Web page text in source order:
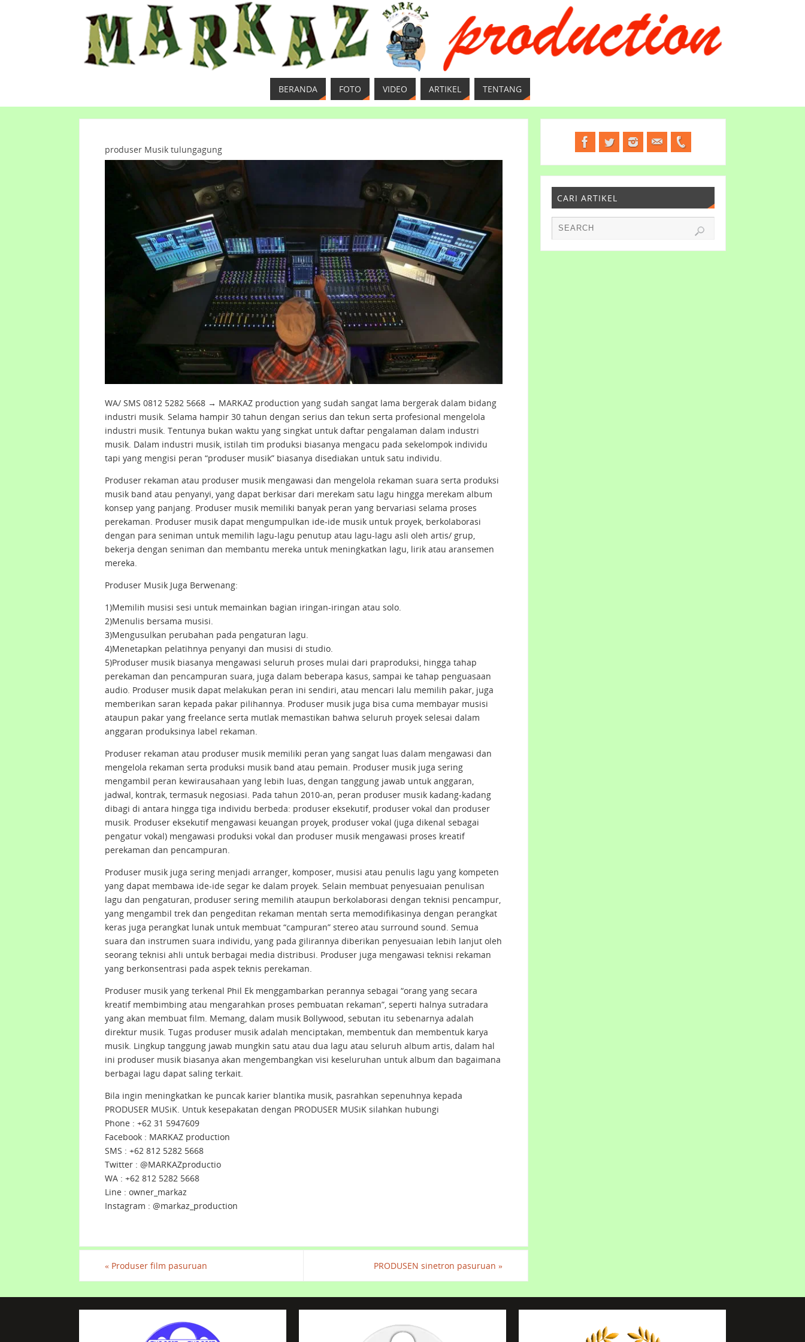
BERANDA FOTO VIDEO ARTIKEL TENTANG
produser Musik tulungagung
WA/ SMS 0812 5282 5668 → MARKAZ production yang sudah sangat lama bergerak dalam bidang
industri musik. Selama hampir 30 tahun dengan serius dan tekun serta profesional mengelola
industri musik. Tentunya bukan waktu yang singkat untuk daftar pengalaman dalam industri
musik. Dalam industri musik, istilah tim produksi biasanya mengacu pada sekelompok individu
tapi yang mengisi peran “produser musik” biasanya disediakan untuk satu individu.
Produser rekaman atau produser musik mengawasi dan mengelola rekaman suara serta produksi
musik band atau penyanyi, yang dapat berkisar dari merekam satu lagu hingga merekam album
konsep yang panjang. Produser musik memiliki banyak peran yang bervariasi selama proses
perekaman. Produser musik dapat mengumpulkan ide-ide musik untuk proyek, berkolaborasi
dengan para seniman untuk memilih lagu-lagu penutup atau lagu-lagu asli oleh artis/ grup,
bekerja dengan seniman dan membantu mereka untuk meningkatkan lagu, lirik atau aransemen
mereka.
Produser Musik Juga Berwenang:
1)Memilih musisi sesi untuk memainkan bagian iringan-iringan atau solo.
2)Menulis bersama musisi.
3)Mengusulkan perubahan pada pengaturan lagu.
4)Menetapkan pelatihnya penyanyi dan musisi di studio.
5)Produser musik biasanya mengawasi seluruh proses mulai dari praproduksi, hingga tahap
perekaman dan pencampuran suara, juga dalam beberapa kasus, sampai ke tahap penguasaan
audio. Produser musik dapat melakukan peran ini sendiri, atau mencari lalu memilih pakar, juga
memberikan saran kepada pakar pilihannya. Produser musik juga bisa cuma membayar musisi
ataupun pakar yang freelance serta mutlak memastikan bahwa seluruh proyek selesai dalam
anggaran produksinya label rekaman.
Produser rekaman atau produser musik memiliki peran yang sangat luas dalam mengawasi dan
mengelola rekaman serta produksi musik band atau pemain. Produser musik juga sering
mengambil peran kewirausahaan yang lebih luas, dengan tanggung jawab untuk anggaran,
jadwal, kontrak, termasuk negosiasi. Pada tahun 2010-an, peran produser musik kadang-kadang
dibagi di antara hingga tiga individu berbeda: produser eksekutif, produser vokal dan produser
musik. Produser eksekutif mengawasi keuangan proyek, produser vokal (juga dikenal sebagai
pengatur vokal) mengawasi produksi vokal dan produser musik mengawasi proses kreatif
perekaman dan pencampuran.
Produser musik juga sering menjadi arranger, komposer, musisi atau penulis lagu yang kompeten
yang dapat membawa ide-ide segar ke dalam proyek. Selain membuat penyesuaian penulisan
lagu dan pengaturan, produser sering memilih ataupun berkolaborasi dengan teknisi pencampur,
yang mengambil trek dan pengeditan rekaman mentah serta memodifikasinya dengan perangkat
keras juga perangkat lunak untuk membuat “campuran” stereo atau surround sound. Semua
suara dan instrumen suara individu, yang pada gilirannya diberikan penyesuaian lebih lanjut oleh
seorang teknisi ahli untuk berbagai media distribusi. Produser juga mengawasi teknisi rekaman
yang berkonsentrasi pada aspek teknis perekaman.
Produser musik yang terkenal Phil Ek menggambarkan perannya sebagai “orang yang secara
kreatif membimbing atau mengarahkan proses pembuatan rekaman”, seperti halnya sutradara
yang akan membuat film. Memang, dalam musik Bollywood, sebutan itu sebenarnya adalah
direktur musik. Tugas produser musik adalah menciptakan, membentuk dan membentuk karya
musik. Lingkup tanggung jawab mungkin satu atau dua lagu atau seluruh album artis, dalam hal
ini produser musik biasanya akan mengembangkan visi keseluruhan untuk album dan bagaimana
berbagai lagu dapat saling terkait.
Bila ingin meningkatkan ke puncak karier blantika musik, pasrahkan sepenuhnya kepada
PRODUSER MUSiK. Untuk kesepakatan dengan PRODUSER MUSiK silahkan hubungi
Phone : +62 31 5947609
Facebook : MARKAZ production
SMS : +62 812 5282 5668
Twitter : @MARKAZproductio
WA : +62 812 5282 5668
Line : owner_markaz
Instagram : @markaz_production
« Produser film pasuruan PRODUSEN sinetron pasuruan »
CARI ARTIKEL